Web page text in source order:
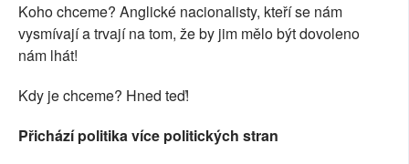
Koho chceme? Anglické nacionalisty, kteří se nám
vysmívají a trvají na tom, že by jim mělo být dovoleno
nám lhát!
Kdy je chceme? Hned teď!
Přichází politika více politických stran